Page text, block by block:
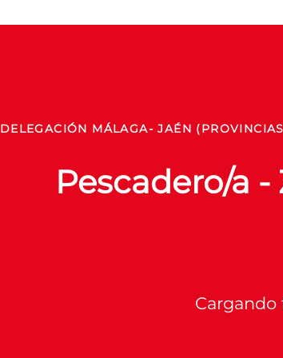
DELEGACIÓN MÁLAGA- JAÉN
Pescadero/a